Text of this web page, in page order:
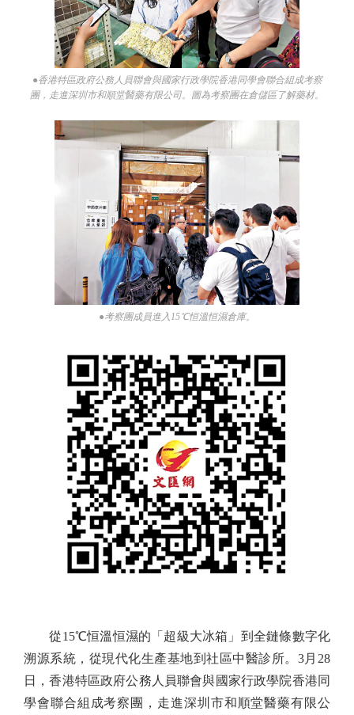
●香港特區政府公務人員聯會與國家行政學院香港同學會聯合組成考察
團，走進深圳市和順堂醫藥有限公司。圖為考察團在倉儲區了解藥材。
●考察團成員進入15℃恒溫恒濕倉庫。
從15℃恒溫恒濕的「超級大冰箱」到全鏈條數字化
溯源系統，從現代化生產基地到社區中醫診所。3月28
日，香港特區政府公務人員聯會與國家行政學院香港同
學會聯合組成考察團，走進深圳市和順堂醫藥有限公